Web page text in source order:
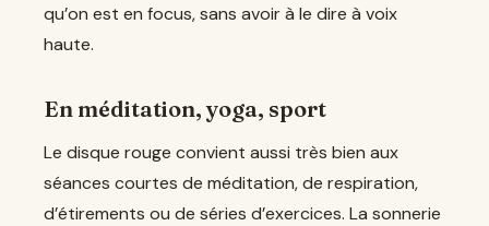
qu’on est en focus, sans avoir à le dire à voix
haute.
En méditation, yoga, sport
Le disque rouge convient aussi très bien aux
séances courtes de méditation, de respiration,
d’étirements ou de séries d’exercices. La sonnerie